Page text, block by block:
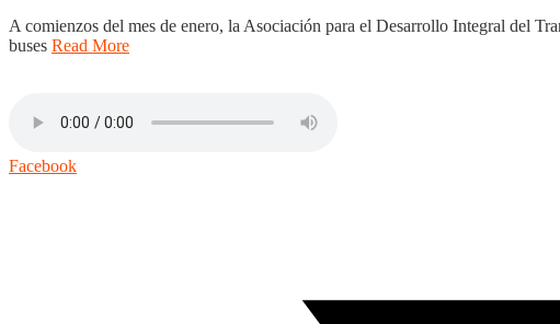
A comienzos del mes de enero, la Asociación para el Desarrollo Integral del
buses Read More
Facebook